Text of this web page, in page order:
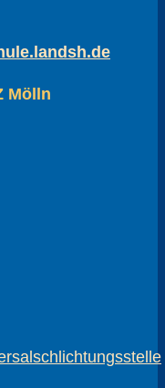
Mölln